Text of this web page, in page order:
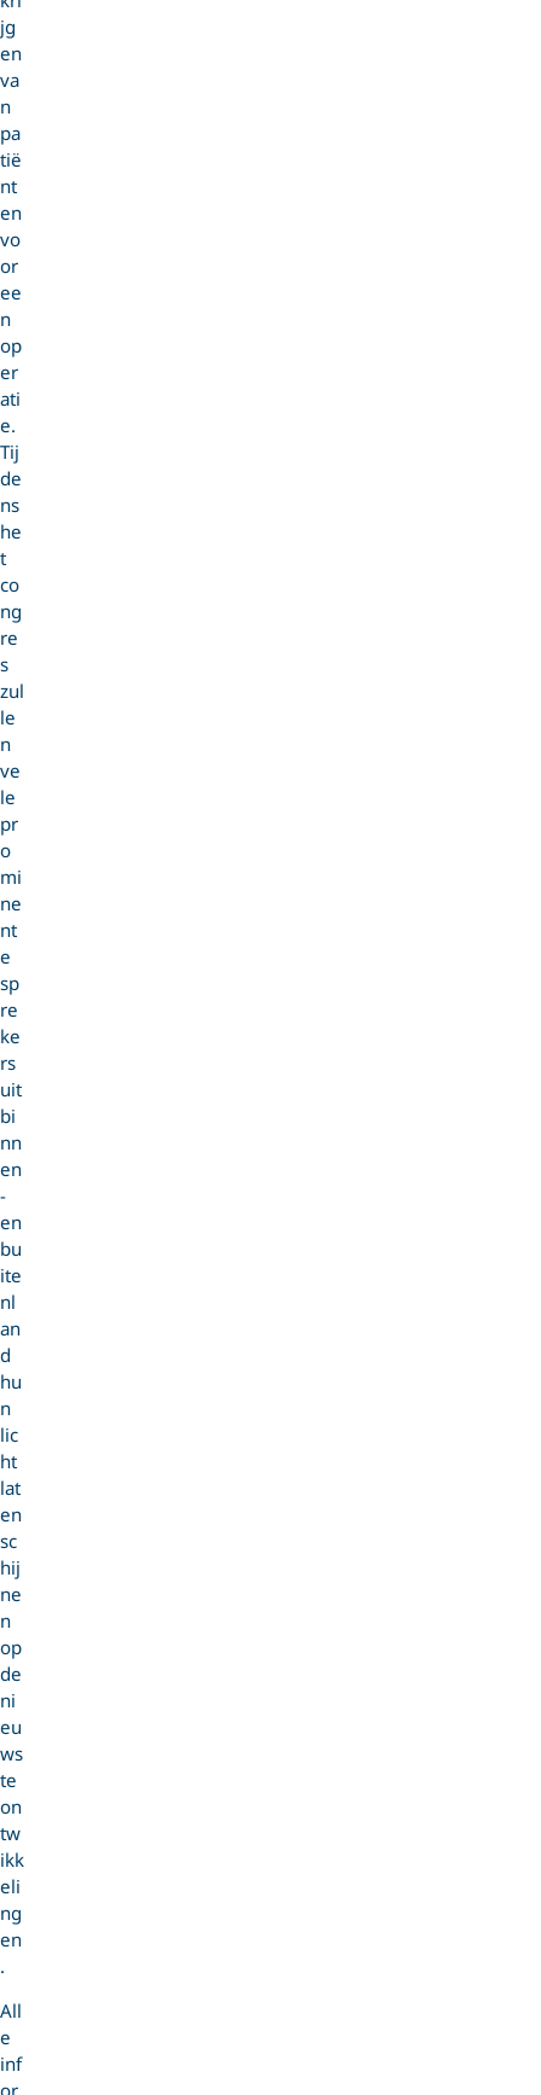
jg
en
va
n
pa
tië
nt
en
vo
or
ee
n
op
er
ati
e.
Tij
de
ns
he
t
co
ng
re
s
zul
le
n
ve
le
pr
o
mi
ne
nt
e
sp
re
ke
rs
uit
bi
nn
en
-
en
bu
ite
nl
an
d
hu
n
lic
ht
lat
en
sc
hij
ne
n
op
de
ni
eu
ws
te
on
tw
ikk
eli
ng
en
.
All
e
inf